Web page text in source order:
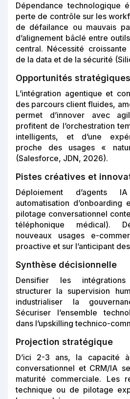
Dépendance technologique
perte de contrôle sur les
de défailance ou mauvais
d’alignement bâclé entre
central. Nécessité croissante
de la data et de la sécurité
Opportunités stratégiques
L’intégration agentique et
des parcours client fluides,
permet d’innover avec
profitent de l’orchestration
intelligents, et d’une
proche des usages «
(Salesforce, JDN, 2026).
Pistes créatives et
Déploiement d’agents
automatisation d’onboarding
pilotage conversationnel
téléphonique médical).
nouveaux usages e-
proactive et sur l’anticipant
Synthèse décisionnelle
Densifier les intégrations
structurer la supervision
industrialiser la
Sécuriser l’ensemble
dans l’upskilling technico-
Projection stratégique
D’ici 2-3 ans, la capacité
conversationnel et CRM/IA
maturité commerciale. Les
technique ou de pilotage